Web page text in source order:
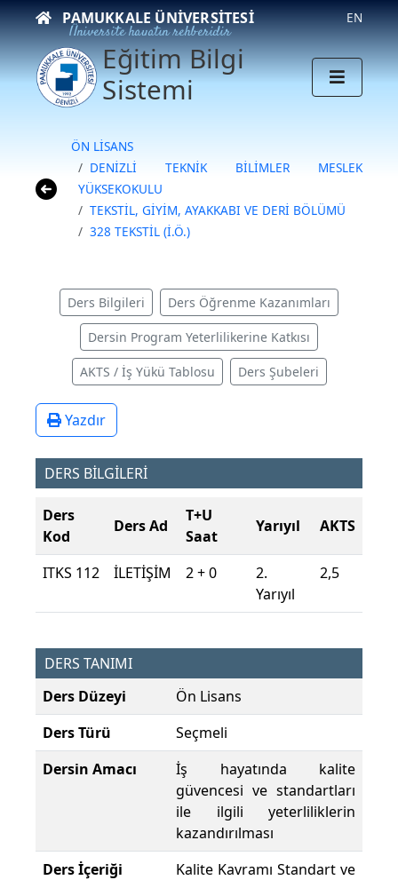
PAMUKKALE ÜNIVERSITESI
Üniversite hayatın rehberidir
EN
Eğitim Bilgi
Sistemi
ÖN LİSANS
DENİZLİ TEKNİK BİLİMLER MESLEK
YÜKSEKOKULU
TEKSTİL, GİYİM, AYAKKABI VE DERİ BÖLÜMÜ
328 TEKSTİL (İ.Ö.)
Ders Bilgileri Ders Öğrenme Kazanımları
Dersin Program Yeterlilikerine Katkısı
AKTS / İş Yükü Tablosu Ders Şubeleri
Yazdır
DERS BİLGİLERİ
Ders
Kod
Ders Ad
T+U
Saat
Yarıyıl AKTS
ITKS 112 İLETİŞİM 2 + 0
2.
Yarıyıl
2,5
DERS TANIMI
Ders Düzeyi
Ön Lisans
Ders Türü
Seçmeli
Dersin Amacı
İş hayatında kalite
güvencesi ve standartları
ile ilgili yeterliliklerin
kazandırılması
Ders İçeriği
Kalite Kavramı Standart ve